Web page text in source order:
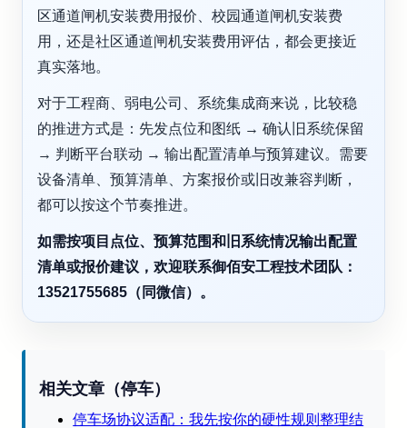
区通道闸机安装费用报价、校园通道闸机安装费
用，还是社区通道闸机安装费用评估，都会更接近
真实落地。
对于工程商、弱电公司、系统集成商来说，比较稳
的推进方式是：先发点位和图纸 → 确认旧系统保留
→ 判断平台联动 → 输出配置清单与预算建议。需要
设备清单、预算清单、方案报价或旧改兼容判断，
都可以按这个节奏推进。
如需按项目点位、预算范围和旧系统情况输出配置
清单或报价建议，欢迎联系御佰安工程技术团队：
13521755685（同微信）。
相关文章（停车）
停车场协议适配：我先按你的硬性规则整理结